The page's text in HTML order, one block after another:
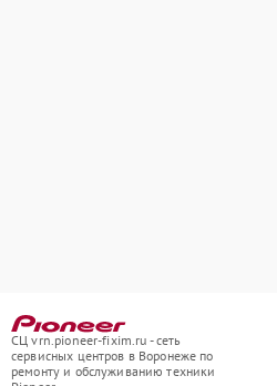
СЦ vrn.pioneer-fixim.ru - сеть
сервисных центров в Воронеже по
ремонту и обслуживанию техники